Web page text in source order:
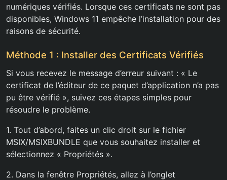
numériques vérifiés. Lorsque ces certificats ne sont pas
disponibles, Windows 11 empêche l’installation pour des
raisons de sécurité.
Méthode 1 : Installer des Certificats Vérifiés
Si vous recevez le message d’erreur suivant : « Le
certificat de l’éditeur de ce paquet d’application n’a pas
pu être vérifié », suivez ces étapes simples pour
résoudre le problème.
1. Tout d’abord, faites un clic droit sur le fichier
MSIX/MSIXBUNDLE que vous souhaitez installer et
sélectionnez « Propriétés ».
2. Dans la fenêtre Propriétés, allez à l’onglet